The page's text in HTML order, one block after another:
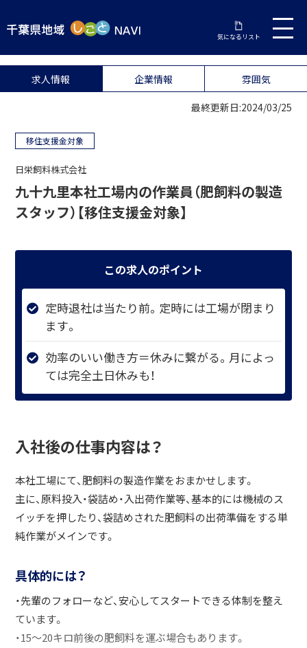
気になるリスト
求人情報 企業情報 雰囲気
最終更新日:2024/03/25
移住支援金対象
日栄飼料株式会社
九十九里本社工場内の作業員（肥飼料の製造
スタッフ）【移住支援金対象】
この求人のポイント
定時退社は当たり前。定時には工場が閉まり
ます。
効率のいい働き方＝休みに繋がる。月によっ
ては完全土日休みも！
入社後の仕事内容は？
本社工場にて、肥飼料の製造作業をおまかせします。
主に、原料投入・袋詰め・入出荷作業等、基本的には機械のス
イッチを押したり、袋詰めされた肥飼料の出荷準備をする単
純作業がメインです。
具体的には？
・先輩のフォローなど、安心してスタートできる体制を整え
ています。
・15～20キロ前後の肥飼料を運ぶ場合もあります。